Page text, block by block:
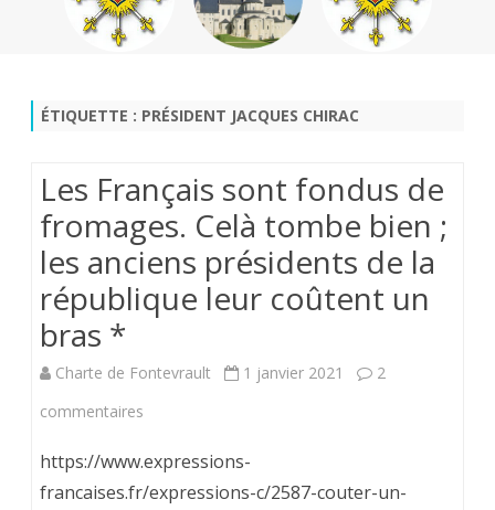
ÉTIQUETTE : PRÉSIDENT JACQUES CHIRAC
Les Français sont fondus de
fromages. Celà tombe bien ;
les anciens présidents de la
république leur coûtent un
bras *
Charte de Fontevrault 1 janvier 2021
2
commentaires
Français
https://www.expressions-
francaises.fr/expressions-c/2587-couter-un-